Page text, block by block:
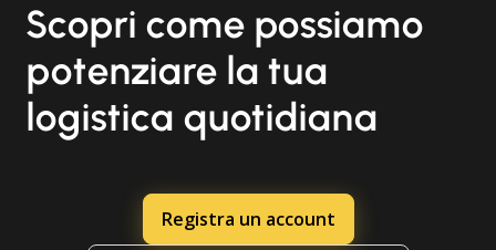
Scopri come possiamo
potenziare la tua
logistica quotidiana
Registra un account